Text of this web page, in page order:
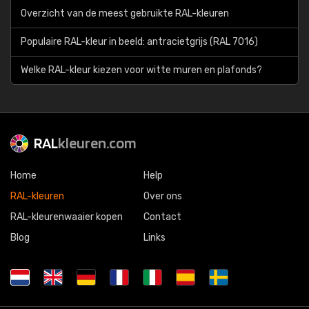
Overzicht van de meest gebruikte RAL-kleuren
Populaire RAL-kleur in beeld: antracietgrijs (RAL 7016)
Welke RAL-kleur kiezen voor witte muren en plafonds?
RALkleuren.com
Home
RAL-kleuren
RAL-kleurenwaaier kopen
Blog
Help
Over ons
Contact
Links